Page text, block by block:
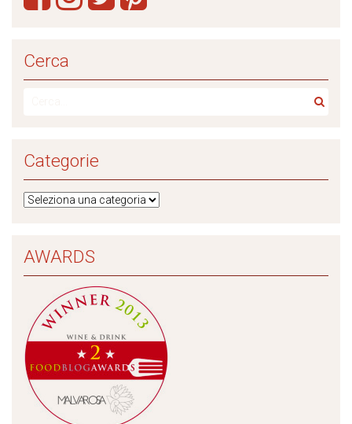
Cerca
Categorie
AWARDS